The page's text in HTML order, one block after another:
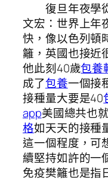
復旦年夜學從
文宏：世界上年
快，像以色列頓
籬，英國也接近
他此刻40歲包養
成了包養一個接
接種量大要是40
app美國總共也
格如天天的接種
這一個程度，可
續堅持如許的一
免疫樊籬也是指